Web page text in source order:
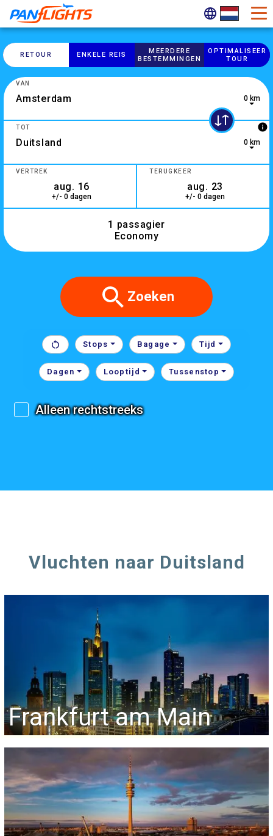
RETOUR ENKELE REIS
MEERDERE
BESTEMMINGEN
OPTIMALISEER
TOUR
0 results are available, use up and down arrow keys to
VAN
0 km
10 results are available, use up and down arrow keys to
TOT info
0 km
VERTREK
+/- 0 dagen
TERUGKEER
+/- 0 dagen
1 passagier
Economy
Zoeken
Stops Bagage Tijd
Dagen Looptijd Tussenstop
Alleen rechtstreeks
Vluchten naar Duitsland
Frankfurt am Main